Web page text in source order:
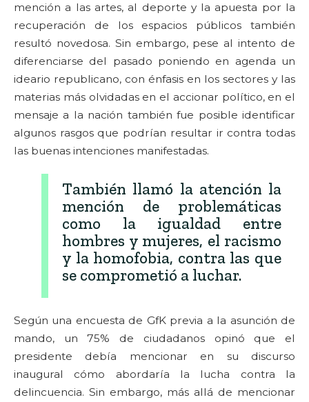
mención a las artes, al deporte y la apuesta por la
recuperación de los espacios públicos también
resultó novedosa. Sin embargo, pese al intento de
diferenciarse del pasado poniendo en agenda un
ideario republicano, con énfasis en los sectores y las
materias más olvidadas en el accionar político, en el
mensaje a la nación también fue posible identificar
algunos rasgos que podrían resultar ir contra todas
las buenas intenciones manifestadas.
También llamó la atención la
mención de problemáticas
como la igualdad entre
hombres y mujeres, el racismo
y la homofobia, contra las que
se comprometió a luchar.
Según una encuesta de GfK previa a la asunción de
mando, un 75% de ciudadanos opinó que el
presidente debía mencionar en su discurso
inaugural cómo abordaría la lucha contra la
delincuencia. Sin embargo, más allá de mencionar